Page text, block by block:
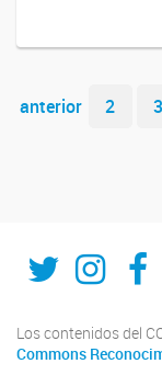
Navegador
anterior 2 3
Twitter
Los contenidos del
Commons